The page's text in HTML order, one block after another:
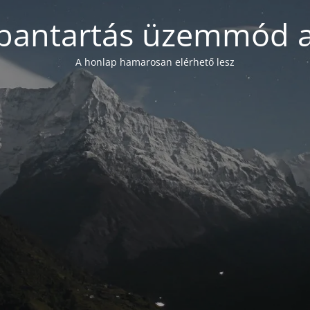
üzemmód
A honlap hamarosan elérhető lesz